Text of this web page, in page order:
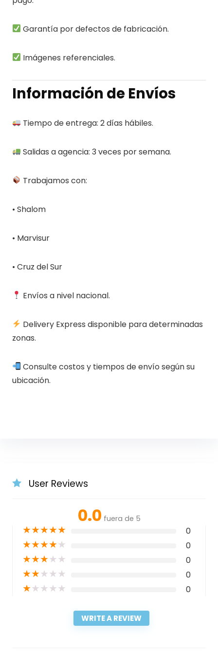
Garantía por defectos de fabricación.
Imágenes referenciales.
Información de Envíos
Tiempo de entrega: 2 días hábiles.
Salidas a agencia: 3 veces por semana.
Trabajamos con:
• Shalom
• Marvisur
• Cruz del Sur
Envíos a nivel nacional.
Delivery Express disponible para determinadas
zonas.
Consulte costos y tiempos de envío según su
ubicación.
User Reviews
0.0 fuera de 5
★★★★★ 0
★★★★★ 0
★★★★★ 0
★★★★★ 0
★★★★★ 0
WRITE A REVIEW